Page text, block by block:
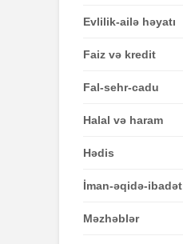
Evlilik-ailə həyatı
Faiz və kredit
Fal-sehr-cadu
Halal və haram
Hədis
İman-əqidə-ibadət
Məzhəblər